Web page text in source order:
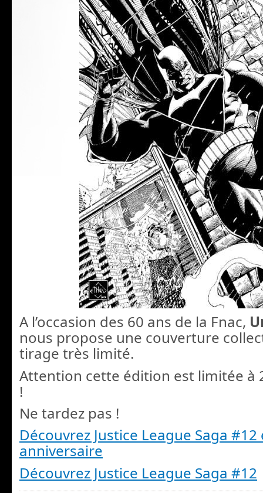
A l’occasion des 60 ans de la Fnac,
nous propose une couverture
tirage très limité.
Attention cette édition est limitée à
!
Ne tardez pas !
Découvrez Justice League Saga
anniversaire
Découvrez Justice League Saga #12